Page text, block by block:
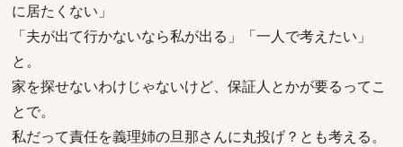
に居たくない」
「夫が出て行かないなら私が出る」「一人で考えたい」
と。
家を探せないわけじゃないけど、保証人とかが要るってこ
とで。
私だって責任を義理姉の旦那さんに丸投げ？とも考える。